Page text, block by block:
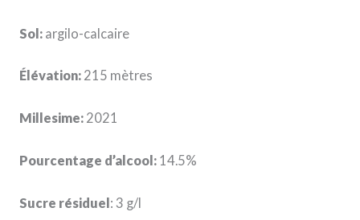
Sol: argilo-calcaire
Élévation: 215 mètres
Millesime: 2021
Pourcentage d’alcool: 14.5%
Sucre résiduel: 3 g/l